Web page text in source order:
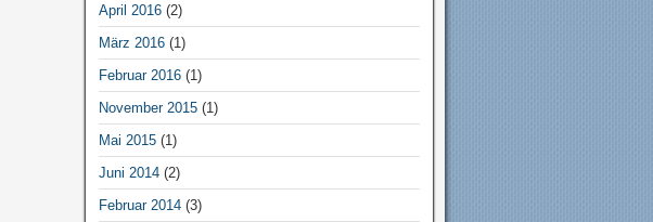
April 2016(2)
März 2016(1)
Februar 2016(1)
November 2015(1)
Mai 2015(1)
Juni 2014(2)
Februar 2014(3)